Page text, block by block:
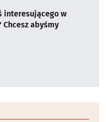
interesującego w
abyśmy